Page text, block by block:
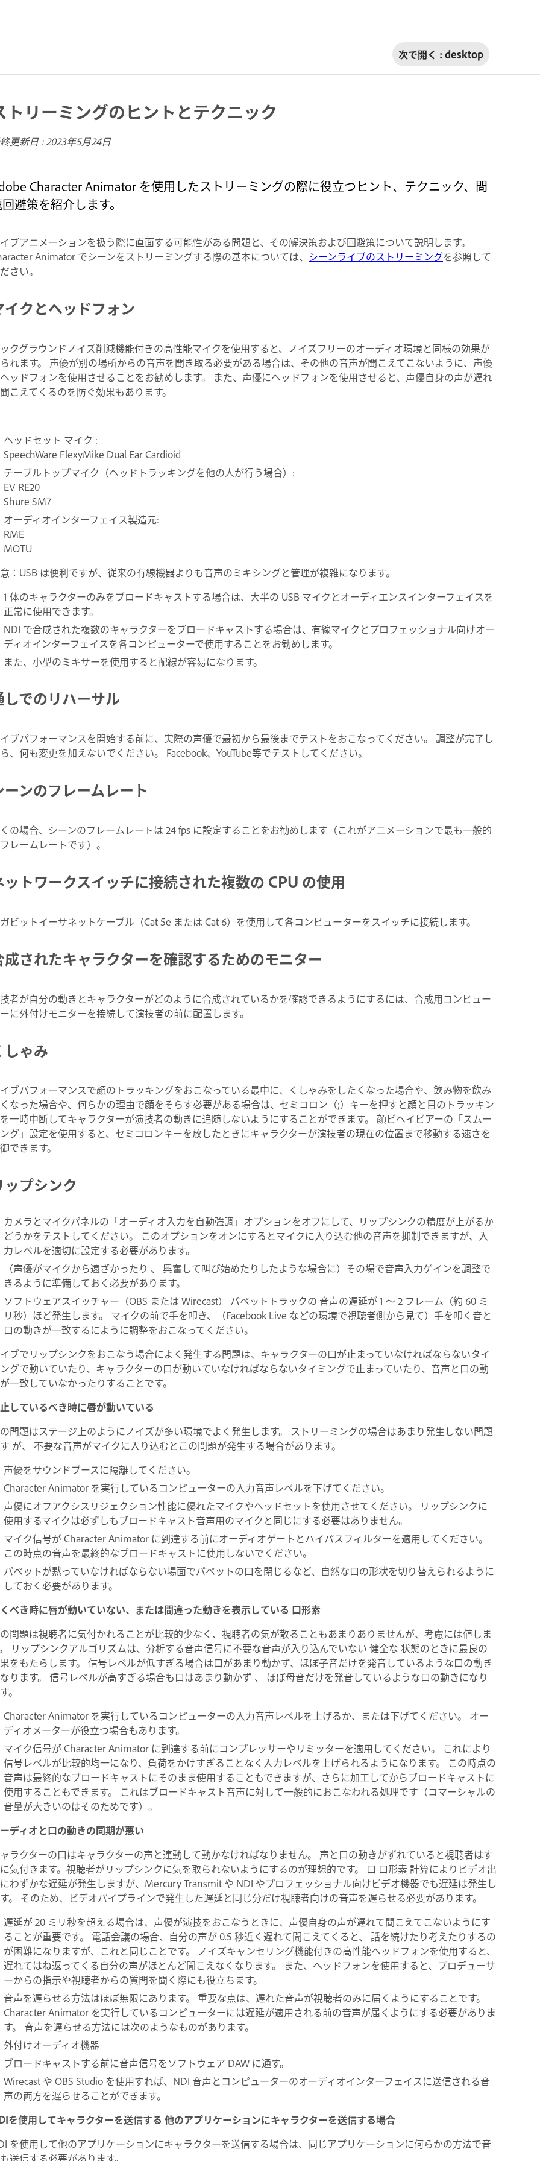
次で開く : desktop
トリーミングのヒントとテクニック
更新日 :2023年5月24日
Character Animator を使用したストリーミングの際に役立つヒント、テクニック、問
避策を紹介します。
ブアニメーションを扱う際に直面する可能性がある問題と、その解決策および回避策について説明します。
Animator でシーンをストリーミングする際の基本については、 シーンライブのストリーミングを参照して
さい。
イクとヘッドフォン
クグラウンドノイズ削減機能付きの高性能マイクを使用すると、ノイズフリーのオーディオ環境と同様の効果が
れます。 声優が別の場所からの音声を聞き取る必要がある場合は、その他の音声が聞こえてこないように、声優
ッドフォンを使用させることをお勧めします。 また、声優にヘッドフォンを使用させると、声優自身の声が遅れ
こえてくるのを防ぐ効果もあります。
ヘッドセット マイク :
SpeechWare FlexyMike Dual Ear Cardioid
テーブルトップマイク（ヘッドトラッキングを他の人が行う場合）:
EV RE20
Shure SM7
オーディオインターフェイス製造元:
RME
MOTU
：USB は便利ですが、従来の有線機器よりも音声のミキシングと管理が複雑になります。
1 体のキャラクターのみをブロードキャストする場合は、大半の USB マイクとオーディエンスインターフェイスを
正常に使用できます。
NDI で合成された複数のキャラクターをブロードキャストする場合は、有線マイクとプロフェッショナル向けオー
ディオインターフェイスを各コンピューターで使用することをお勧めします。
また、小型のミキサーを使用すると配線が容易になります。
しでのリハーサル
ブパフォーマンスを開始する前に、実際の声優で最初から最後までテストをおこなってください。 調整が完了し
、何も変更を加えないでください。 Facebook、YouTube等でテストしてください。
ーンのフレームレート
の場合、シーンのフレームレートは 24 fps に設定することをお勧めします（これがアニメーションで最も一般的
レームレートです）。
ットワークスイッチに接続された複数の CPU の使用
ビットイーサネットケーブル（Cat 5e または Cat 6）を使用して各コンピューターをスイッチに接続します。
成されたキャラクターを確認するためのモニター
者が自分の動きとキャラクターがどのように合成されているかを確認できるようにするには、合成用コンピュー
に外付けモニターを接続して演技者の前に配置します。
しゃみ
ブパフォーマンスで顔のトラッキングをおこなっている最中に、くしゃみをしたくなった場合や、飲み物を飲み
なった場合や、何らかの理由で顔をそらす必要がある場合は、セミコロン（;）キーを押すと顔と目のトラッキン
一時中断してキャラクターが演技者の動きに追随しないようにすることができます。 顔ビヘイビアーの「スムー
グ」設定を使用すると、セミコロンキーを放したときにキャラクターが演技者の現在の位置まで移動する速さを
できます。
ップシンク
カメラとマイクパネルの「オーディオ入力を自動強調」オプションをオフにして、リップシンクの精度が上がるか
どうかをテストしてください。 このオプションをオンにするとマイクに入り込む他の音声を抑制できますが、入
力レベルを適切に設定する必要があります。
（声優がマイクから遠ざかったり 、 興奮して叫び始めたりしたような場合に）その場で音声入力ゲインを調整で
きるように準備しておく必要があります。
ソフトウェアスイッチャー（OBS または Wirecast） パペットトラックの 音声の遅延が 1 ～ 2 フレーム（約 60 ミ
リ秒）ほど発生します。 マイクの前で手を叩き、（Facebook Live などの環境で視聴者側から見て）手を叩く音と
口の動きが一致するにように調整をおこなってください。
ブでリップシンクをおこなう場合によく発生する問題は、キャラクターの口が止まっていなければならないタイ
グで動いていたり、キャラクターの口が動いていなければならないタイミングで止まっていたり、音声と口の動
一致していなかったりすることです。
しているべき時に唇が動いている
問題はステージ上のようにノイズが多い環境でよく発生します。 ストリーミングの場合はあまり発生しない問題
が、 不要な音声がマイクに入り込むとこの問題が発生する場合があります。
声優をサウンドブースに隔離してください。
Character Animator を実行しているコンピューターの入力音声レベルを下げてください。
声優にオフアクシスリジェクション性能に優れたマイクやヘッドセットを使用させてください。 リップシンクに
使用するマイクは必ずしもブロードキャスト音声用のマイクと同じにする必要はありません。
マイク信号が Character Animator に到達する前にオーディオゲートとハイパスフィルターを適用してください。
この時点の音声を最終的なブロードキャストに使用しないでください。
パペットが黙っていなければならない場面でパペットの口を閉じるなど、自然な口の形状を切り替えられるように
しておく必要があります。
べき時に唇が動いていない、または間違った動きを表示している 口形素
問題は視聴者に気付かれることが比較的少なく、視聴者の気が散ることもあまりありませんが、考慮には値しま
リップシンクアルゴリズムは、分析する音声信号に不要な音声が入り込んでいない 健全な 状態のときに最良の
をもたらします。 信号レベルが低すぎる場合は口があまり動かず、ほぼ子音だけを発音しているような口の動き
ります。 信号レベルが高すぎる場合も口はあまり動かず 、 ほぼ母音だけを発音しているような口の動きになり
。
Character Animator を実行しているコンピューターの入力音声レベルを上げるか、または下げてください。 オー
ディオメーターが役立つ場合もあります。
マイク信号が Character Animator に到達する前にコンプレッサーやリミッターを適用してください。 これにより
信号レベルが比較的均一になり、負荷をかけすぎることなく入力レベルを上げられるようになります。 この時点の
音声は最終的なブロードキャストにそのまま使用することもできますが、さらに加工してからブロードキャストに
使用することもできます。 これはブロードキャスト音声に対して一般的におこなわれる処理です（コマーシャルの
音量が大きいのはそのためです）。
ディオと口の動きの同期が悪い
ラクターの口はキャラクターの声と連動して動かなければなりません。 声と口の動きがずれていると視聴者はす
気付きます。視聴者がリップシンクに気を取られないようにするのが理想的です。 口 口形素 計算によりビデオ出
わずかな遅延が発生しますが、Mercury Transmit や NDI やプロフェッショナル向けビデオ機器でも遅延は発生し
。 そのため、ビデオパイプラインで発生した遅延と同じ分だけ視聴者向けの音声を遅らせる必要があります。
遅延が 20 ミリ秒を超える場合は、声優が演技をおこなうときに、声優自身の声が遅れて聞こえてこないようにす
ることが重要です。 電話会議の場合、自分の声が 0.5 秒近く遅れて聞こえてくると、 話を続けたり考えたりするの
が困難になりますが、これと同じことです。 ノイズキャンセリング機能付きの高性能ヘッドフォンを使用すると、
遅れてはね返ってくる自分の声がほとんど聞こえなくなります。 また、ヘッドフォンを使用すると、プロデューサ
ーからの指示や視聴者からの質問を聞く際にも役立ちます。
音声を遅らせる方法はほぼ無限にあります。 重要な点は、遅れた音声が視聴者のみに届くようにすることです。
Character Animator を実行しているコンピューターには遅延が適用される前の音声が届くようにする必要がありま
す。 音声を遅らせる方法には次のようなものがあります。
外付けオーディオ機器
ブロードキャストする前に音声信号をソフトウェア DAW に通す。
Wirecast や OBS Studio を使用すれば、NDI 音声とコンピューターのオーディオインターフェイスに送信される音
声の両方を遅らせることができます。
を使用してキャラクターを送信する 他のアプリケーションにキャラクターを送信する場合
を使用して他のアプリケーションにキャラクターを送信する場合は、同じアプリケーションに何らかの方法で音